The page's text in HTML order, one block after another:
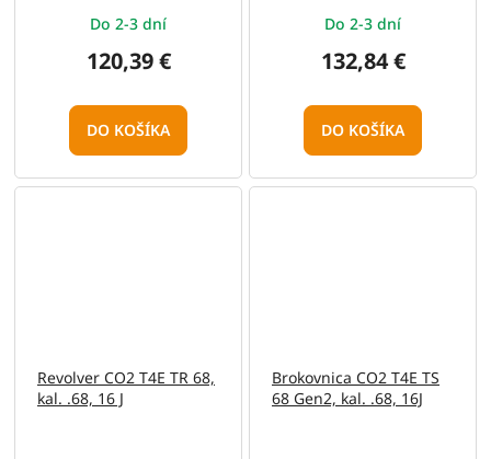
Do 2-3 dní
120,39 €
DO KOŠÍKA
Do 2-3 dní
132,84 €
DO KOŠÍKA
Revolver CO2 T4E TR 68,
kal. .68, 16 J
Brokovnica CO2 T4E TS
68 Gen2, kal. .68, 16J